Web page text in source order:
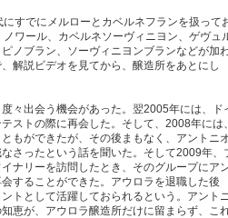
すでにメルローとカベルネフランを扱って
ワール、カベルネソーヴィニヨン、ゲヴュ
ノブラン、ソーヴィニヨンブランなどが加
解説ビデオを見てから、醸造所をあとにし
々出会う機会があった。翌2005年には、ド
ストの際に再会した。そして、2008年には、
もができたが、その後まもなく、アントニ
さったという話を聞いた。そして2009年、
ナリーを訪問したとき、そのグループにア
することができた。アウロラを退職した後
トとして活躍しておられるという。アント
恵が、アウロラ醸造所だけに留まらず、こ